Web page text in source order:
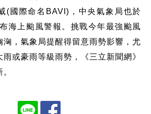
(國際命名BAVI)，中央氣象局也於
海上颱風警報。挑戰今年最強颱風
洶，氣象局提醒得留意雨勢影響，尤
或豪雨等級雨勢，《三立新聞網》